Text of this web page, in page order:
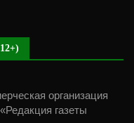
организация
газеты